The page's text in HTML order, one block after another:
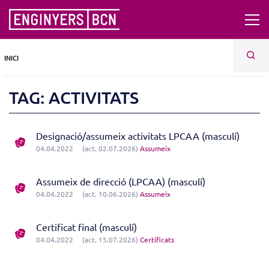
INICI
TAG: ACTIVITATS
Designació/assumeix activitats LPCAA (masculí)
04.04.2022 (act. 02.07.2026) Assumeix
Assumeix de direcció (LPCAA) (masculí)
04.04.2022 (act. 10.06.2026) Assumeix
Certificat final (masculí)
04.04.2022 (act. 15.07.2026) Certificats